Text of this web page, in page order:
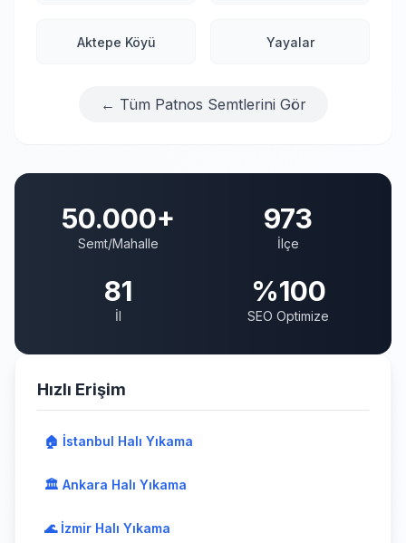
Aktepe Köyü Yayalar
← Tüm Patnos Semtlerini Gör
50.000+
Semt/Mahalle
973
İlçe
81
İl
%100
SEO Optimize
Hızlı Erişim
🏠 İstanbul Halı Yıkama
🏛️ Ankara Halı Yıkama
🌊 İzmir Halı Yıkama